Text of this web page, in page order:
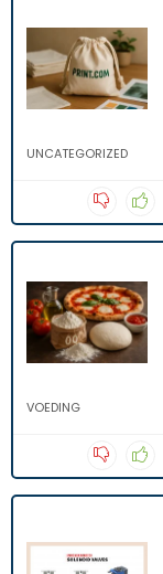
UNCATEGORIZED
VOEDING